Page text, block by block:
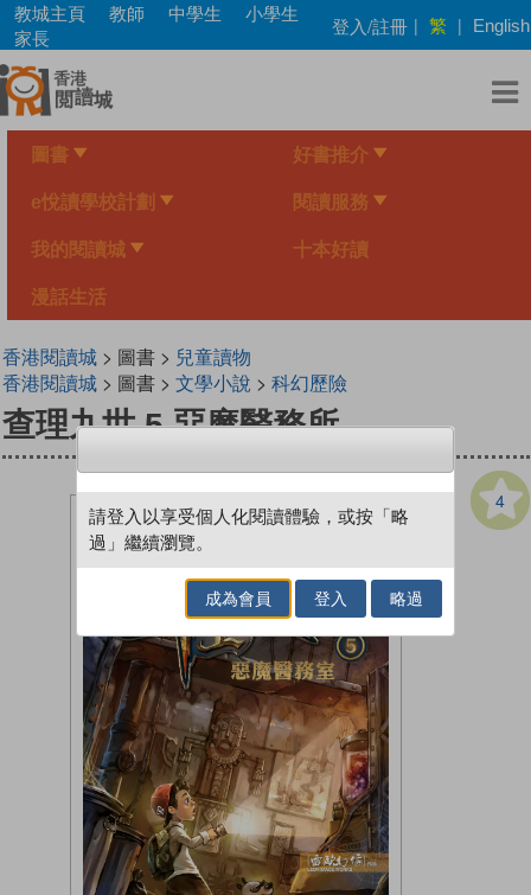
Skip
main
content
教城主頁 教師 中學生
小學生
家長
登入/註冊 | 繁 | English
圖書 好書推介
e悅讀學校計劃 閱讀服務
我的閱讀城 十本好讀
漫話生活
香港閱讀城> 圖書 > 兒童讀物
香港閱讀城> 圖書 > 文學小說 > 科幻歷險
查理九世 5 惡魔醫務所
4
請登入以享受個人化閱讀體驗，或按「略
過」繼續瀏覽。
成為會員 登入 略過